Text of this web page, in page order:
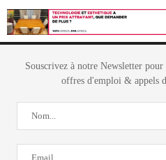
Souscrivez à notre Newsletter
offres d'emploi & appels